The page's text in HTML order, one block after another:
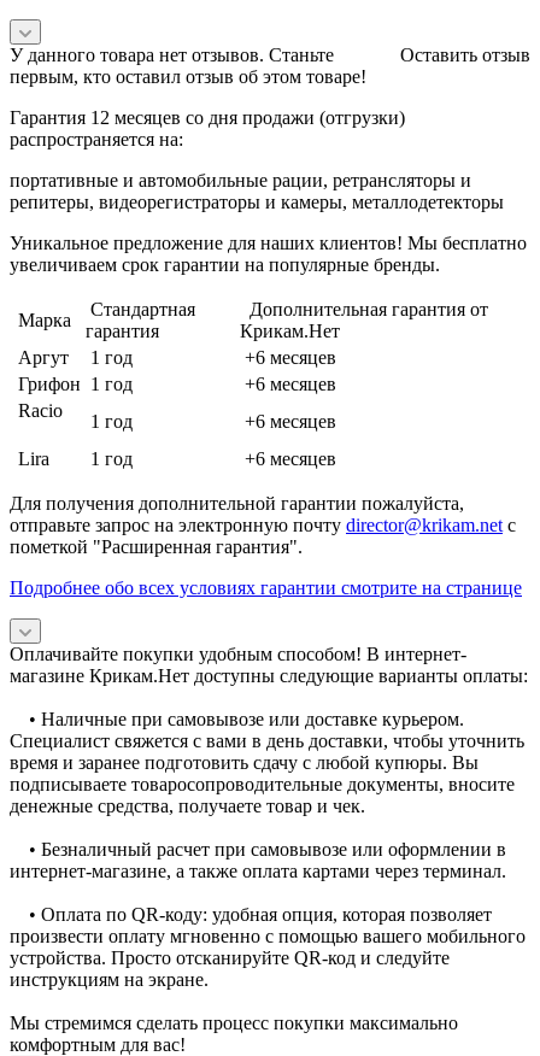
Оставить отзыв
У данного товара нет отзывов. Станьте
первым, кто оставил отзыв об этом товаре!
Гарантия 12 месяцев со дня продажи (отгрузки)
распространяется на:
портативные и автомобильные рации, ретрансляторы и
репитеры, видеорегистраторы и камеры, металлодетекторы
Уникальное предложение для наших клиентов! Мы бесплатно
увеличиваем срок гарантии на популярные бренды.
Марка
Стандартная
гарантия
Дополнительная гарантия от
Крикам.Нет
Аргут
1 год
+6 месяцев
Грифон 1 год
+6 месяцев
Racio
1 год
+6 месяцев
Lira
1 год +6 месяцев
Для получения дополнительной гарантии пожалуйста,
отправьте запрос на электронную почту director@krikam.net с
пометкой "Расширенная гарантия".
Подробнее обо всех условиях гарантии смотрите на странице
Оплачивайте покупки удобным способом! В интернет-
магазине Крикам.Нет доступны следующие варианты оплаты:
• Наличные при самовывозе или доставке курьером.
Специалист свяжется с вами в день доставки, чтобы уточнить
время и заранее подготовить сдачу с любой купюры. Вы
подписываете товаросопроводительные документы, вносите
денежные средства, получаете товар и чек.
• Безналичный расчет при самовывозе или оформлении в
интернет-магазине, а также оплата картами через терминал.
• Оплата по QR-коду: удобная опция, которая позволяет
произвести оплату мгновенно с помощью вашего мобильного
устройства. Просто отсканируйте QR-код и следуйте
инструкциям на экране.
Мы стремимся сделать процесс покупки максимально
комфортным для вас!